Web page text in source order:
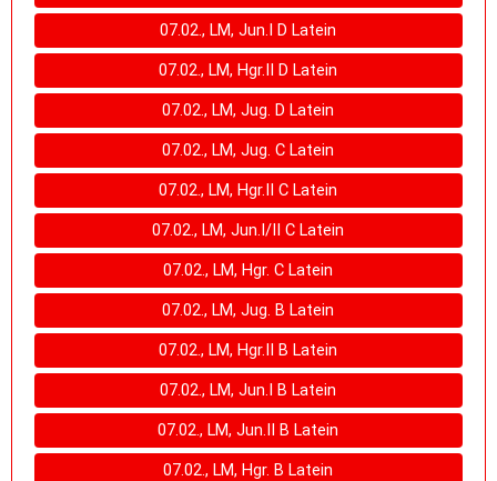
07.02., LM, Jun.I D Latein
07.02., LM, Hgr.II D Latein
07.02., LM, Jug. D Latein
07.02., LM, Jug. C Latein
07.02., LM, Hgr.II C Latein
07.02., LM, Jun.I/II C Latein
07.02., LM, Hgr. C Latein
07.02., LM, Jug. B Latein
07.02., LM, Hgr.II B Latein
07.02., LM, Jun.I B Latein
07.02., LM, Jun.II B Latein
07.02., LM, Hgr. B Latein